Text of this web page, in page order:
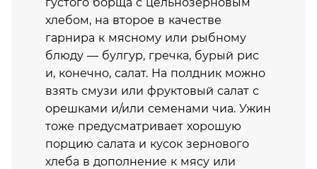
хлебом, на второе в качестве
гарнира к мясному или рыбному
блюду — булгур, гречка, бурый рис
и, конечно, салат. На полдник можно
взять смузи или фруктовый салат с
орешками и/или семенами чиа. Ужин
тоже предусматривает хорошую
порцию салата и кусок зернового
хлеба в дополнение к мясу или